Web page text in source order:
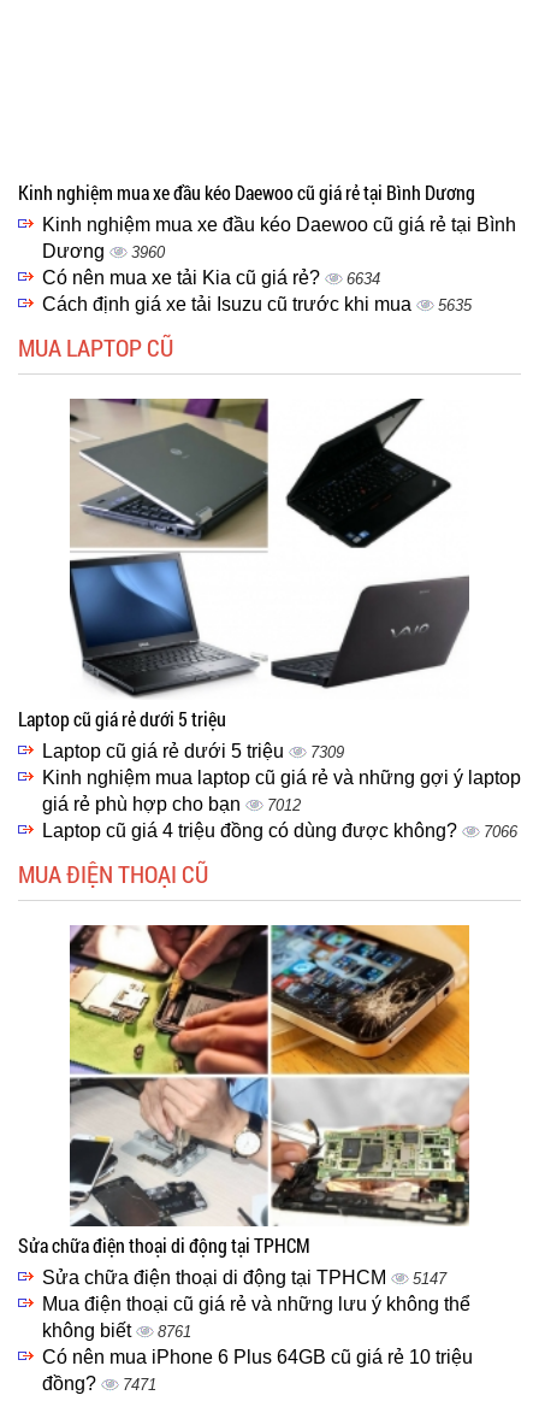
Kinh nghiệm mua xe đầu kéo Daewoo cũ giá rẻ tại Bình Dương
Kinh nghiệm mua xe đầu kéo Daewoo cũ giá rẻ tại Bình
Dương
3960
Có nên mua xe tải Kia cũ giá rẻ? 6634
Cách định giá xe tải Isuzu cũ trước khi mua 5635
MUA LAPTOP CŨ
Laptop cũ giá rẻ dưới 5 triệu
Laptop cũ giá rẻ dưới 5 triệu 7309
Kinh nghiệm mua laptop cũ giá rẻ và những gợi ý laptop
giá rẻ phù hợp cho bạn
7012
Laptop cũ giá 4 triệu đồng có dùng được không? 7066
MUA ĐIỆN THOẠI CŨ
Sửa chữa điện thoại di động tại TPHCM
Sửa chữa điện thoại di động tại TPHCM 5147
Mua điện thoại cũ giá rẻ và những lưu ý không thể
không biết
8761
Có nên mua iPhone 6 Plus 64GB cũ giá rẻ 10 triệu
đồng?
7471